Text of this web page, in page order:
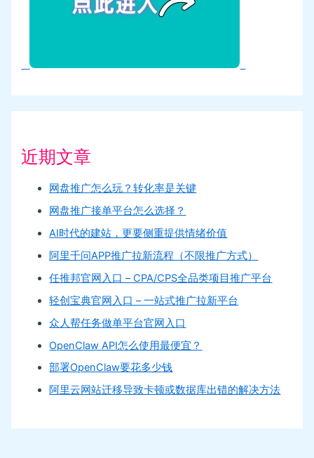
近期文章
网盘推广怎么玩？转化率是关键
网盘推广接单平台怎么选择？
AI时代的建站，更要侧重提供情绪价值
阿里千问APP推广拉新流程（不限推广方式）
任推邦官网入口 – CPA/CPS全品类项目推广平台
轻创宝典官网入口 – 一站式推广拉新平台
众人帮任务做单平台官网入口
OpenClaw API怎么使用最便宜？
部署OpenClaw要花多少钱
阿里云网站迁移导致卡顿或数据库出错的解决方法